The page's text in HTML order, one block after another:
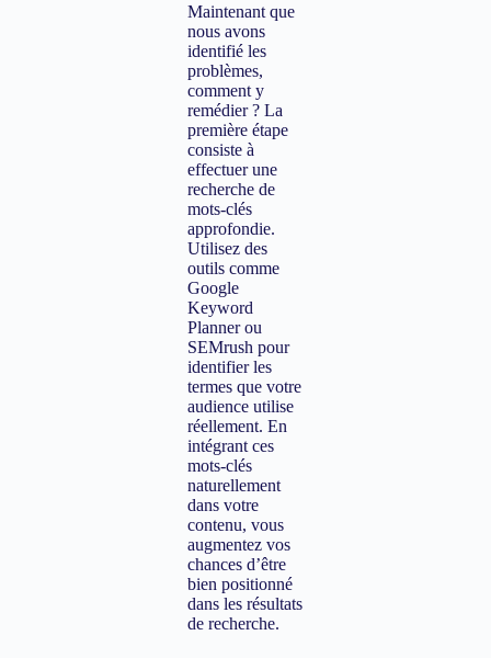
Maintenant que
nous avons
identifié les
problèmes,
comment y
remédier ? La
première étape
consiste à
effectuer une
recherche de
mots-clés
approfondie.
Utilisez des
outils comme
Google
Keyword
Planner ou
SEMrush pour
identifier les
termes que votre
audience utilise
réellement. En
intégrant ces
mots-clés
naturellement
dans votre
contenu, vous
augmentez vos
chances d’être
bien positionné
dans les résultats
de recherche.